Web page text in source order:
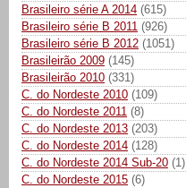
Brasileiro série A 2014 (615)
Brasileiro série B 2011 (926)
Brasileiro série B 2012 (1051)
Brasileirão 2009 (145)
Brasileirão 2010 (331)
C. do Nordeste 2010 (109)
C. do Nordeste 2011 (8)
C. do Nordeste 2013 (203)
C. do Nordeste 2014 (128)
C. do Nordeste 2014 Sub-20 (1)
C. do Nordeste 2015 (6)